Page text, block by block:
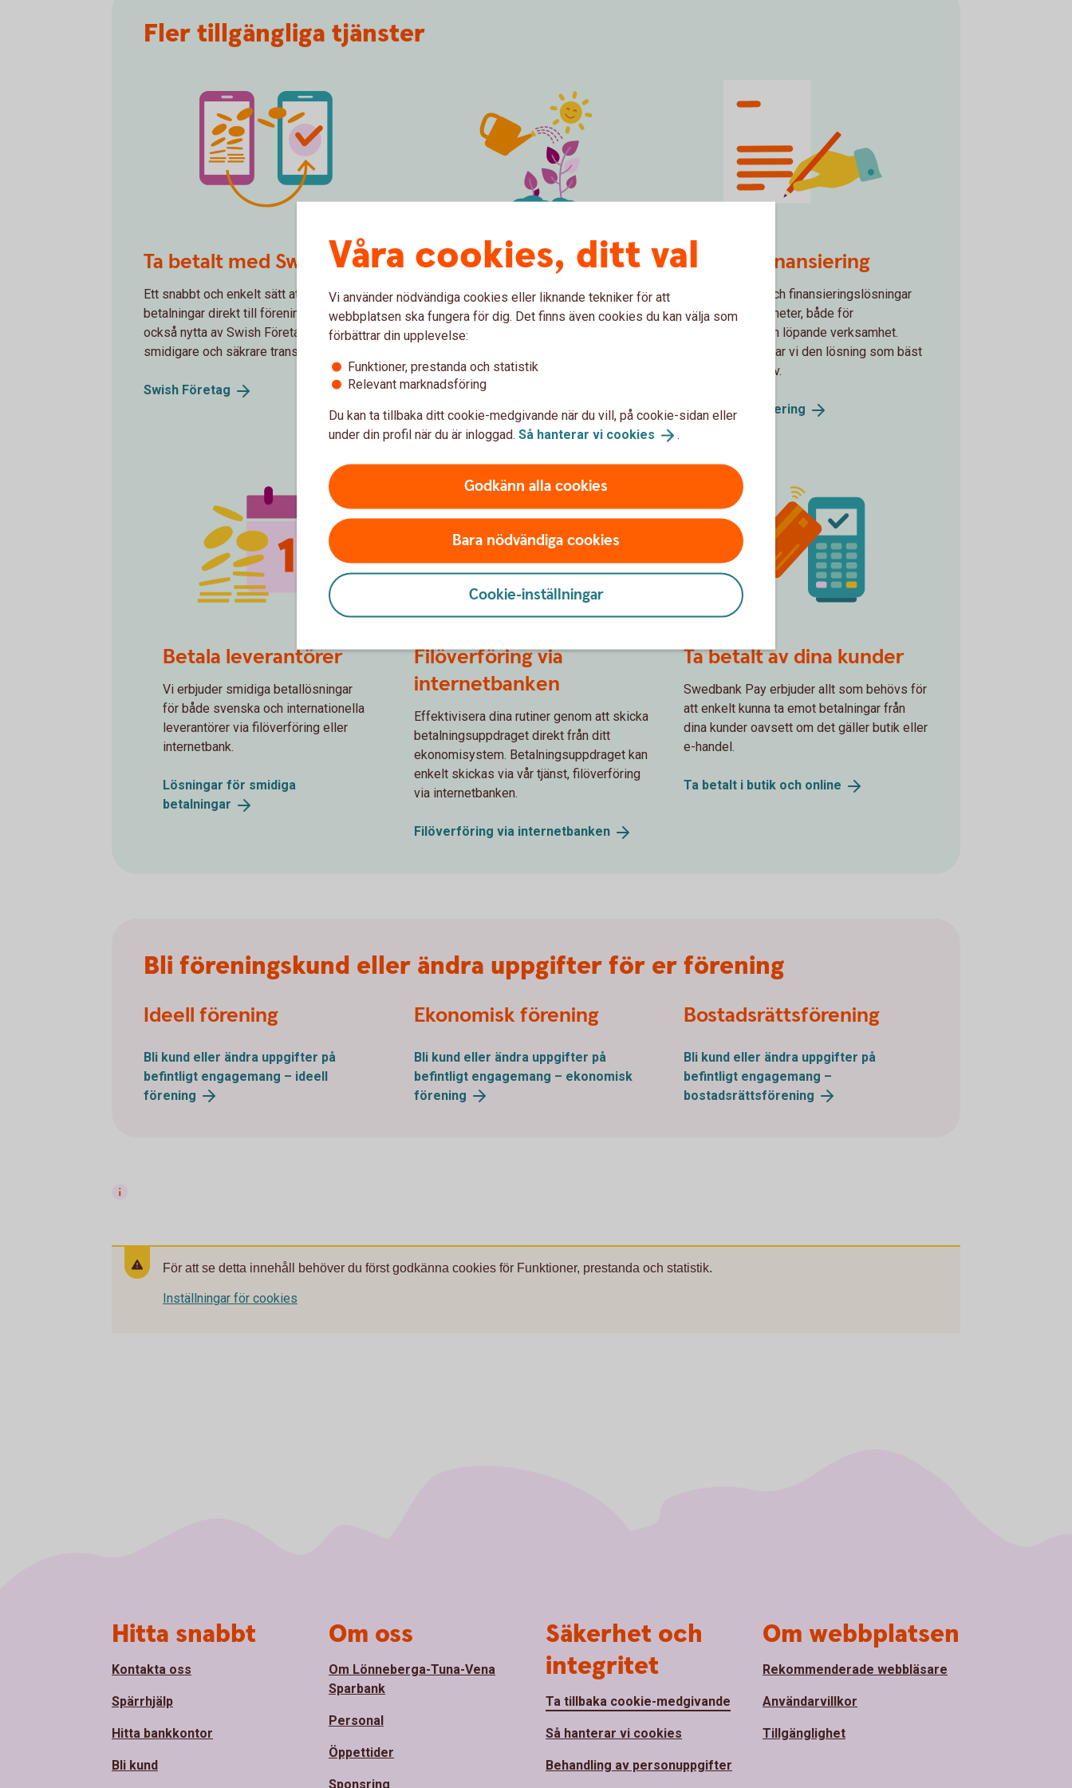
Fler tillgängliga tjänster
Ta betalt med Swish
Ett snabbt och enkelt sätt att ta emot
betalningar direkt till föreningens konto. Dra
också nytta av Swish Företagsapp för ännu
smidigare och säkrare transaktioner.
Swish Företag
spot plants growing
Placeringskonto Företag
Med Placeringskonto Företag skapar ni en
ekonomisk buffert, samtidigt som pengarna
alltid finns tillgängliga.
*Kontot omfattas av insättningsgarantin.
family-law_contract.svg
Lån och finansiering
Vi erbjuder lån och finansieringslösningar
för alla verksamheter, både för
investeringar och löpande verksamhet.
Tillsammans hittar vi den lösning som bäst
passar era behov.
Lån ochfinansiering
Betala leverantörer
Vi erbjuder smidiga betallösningar
för både svenska och internationella
leverantörer via filöverföring eller
internetbank.
Lösningar för smidiga
betalningar
Filöverföring via
internetbanken
Effektivisera dina rutiner genom att skicka
betalningsuppdraget direkt från ditt
ekonomisystem. Betalningsuppdraget kan
enkelt skickas via vår tjänst, filöverföring
via internetbanken.
Filöverföring via internetbanken
Ta betalt av dina kunder
Swedbank Pay erbjuder allt som behövs för
att enkelt kunna ta emot betalningar från
dina kunder oavsett om det gäller butik eller
e-handel.
Ta betalt i butik och online
Bli föreningskund eller ändra uppgifter för er förening
Ideell förening
Bli kund eller ändra uppgifter på
befintligt engagemang – ideell
förening
Ekonomisk förening
Bli kund eller ändra uppgifter på
befintligt engagemang – ekonomisk
förening
Bostadsrättsförening
Bli kund eller ändra uppgifter på
befintligt engagemang –
bostadsrättsförening
För att se detta innehåll behöver du först godkänna cookies för Funktioner, prestanda och statistik.
Inställningar för cookies
Våra cookies, ditt val
Vi använder nödvändiga cookies eller liknande tekniker för att
webbplatsen ska fungera för dig. Det finns även cookies du kan välja som
förbättrar din upplevelse:
Funktioner, prestanda och statistik
Relevant marknadsföring
Du kan ta tillbaka ditt cookie-medgivande när du vill, på cookie-sidan eller
under din profil när du är inloggad. Så hanterar vi cookies .
Godkänn alla cookies
Bara nödvändiga cookies
Cookie-inställningar
Hitta snabbt
Kontakta oss
Spärrhjälp
Hitta bankkontor
Bli kund
Om oss
Om Lönneberga-Tuna-Vena
Sparbank
Personal
Öppettider
Sponsring
Säkerhet och
integritet
Ta tillbaka cookie-medgivande
Så hanterar vi cookies
Behandling av personuppgifter
Om webbplatsen
Rekommenderade webbläsare
Användarvillkor
Tillgänglighet